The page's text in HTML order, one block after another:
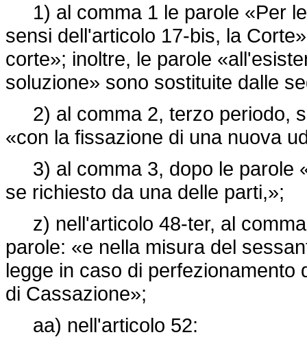
1) al comma 1 le parole «Per
sensi dell'articolo 17-bis, la
corte»; inoltre, le parole
soluzione» sono sostituite dalle
2) al comma 2, terzo periodo,
«con la fissazione di una nuova
3) al comma 3, dopo le parole
se richiesto da una delle parti,»;
z) nell'articolo 48-ter, al
parole: «e nella misura del
legge in caso di perfezionamento
di Cassazione»;
aa) nell'articolo 52: